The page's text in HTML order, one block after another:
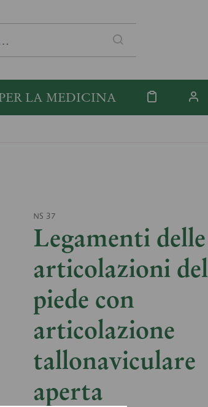
LA MEDICINA
NS 37
Legamenti delle
articolazioni del
piede con
articolazione
tallonaviculare
aperta